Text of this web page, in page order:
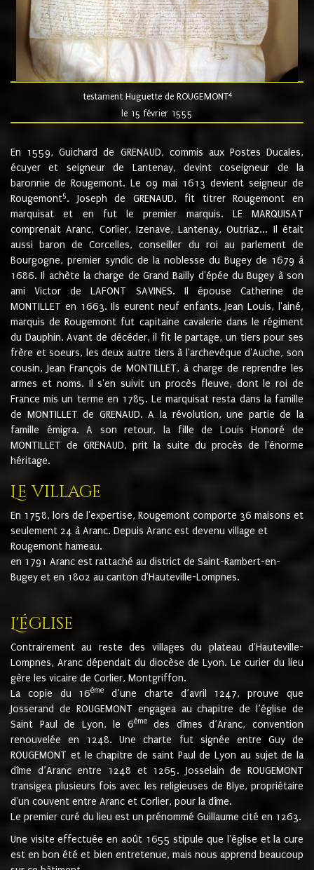
testament Huguette de ROUGEMONT4
le 15 février 1555
En 1559, Guichard de GRENAUD, commis aux Postes Ducales,
écuyer et seigneur de Lantenay, devint coseigneur de la
baronnie de Rougemont. Le 09 mai 1613 devient seigneur de
Rougemont5. Joseph de GRENAUD, fit titrer Rougemont en
marquisat et en fut le premier marquis. LE MARQUISAT
comprenait Aranc, Corlier, Izenave, Lantenay, Outriaz... Il était
aussi baron de Corcelles, conseiller du roi au parlement de
Bourgogne, premier syndic de la noblesse du Bugey de 1679 à
1686. Il achète la charge de Grand Bailly d'épée du Bugey à son
ami Victor de LAFONT SAVINES. Il épouse Catherine de
MONTILLET en 1663. Ils eurent neuf enfants. Jean Louis, l'ainé,
marquis de Rougemont fut capitaine cavalerie dans le régiment
du Dauphin. Avant de décéder, il fit le partage, un tiers pour ses
frère et soeurs, les deux autre tiers à l'archevêque d'Auche, son
cousin, Jean François de MONTILLET, à charge de reprendre les
armes et noms. Il s'en suivit un procès fleuve, dont le roi de
France mis un terme en 1785. Le marquisat resta dans la famille
de MONTILLET de GRENAUD. A la révolution, une partie de la
famille émigra. A son retour, la fille de Louis Honoré de
MONTILLET de GRENAUD, prit la suite du procès de l'énorme
héritage.
Le village
En 1758, lors de l'expertise, Rougemont comporte 36 maisons et
seulement 24 à Aranc. Depuis Aranc est devenu village et
Rougemont hameau.
en 1791 Aranc est rattaché au district de Saint-Rambert-en-
Bugey et en 1802 au canton d'Hauteville-Lompnes.
L'église
Contrairement au reste des villages du plateau d'Hauteville-
Lompnes, Aranc dépendait du diocèse de Lyon. Le curier du lieu
gère les vicaire de Corlier, Montgriffon.
La copie du 16ème
d’une charte d’avril 1247, prouve que
Josserand de ROUGEMONT engagea au chapitre de l’église de
Saint Paul de Lyon, le 6èmedes dîmes d’Aranc, convention
renouvelée en 1248. Une charte fut signée entre Guy de
ROUGEMONT et le chapitre de saint Paul de Lyon au sujet de la
dîme d’Aranc entre 1248 et 1265. Josselain de ROUGEMONT
transigea plusieurs fois avec les religieuses de Blye, propriétaire
d'un couvent entre Aranc et Corlier, pour la dîme.
Le premier curé du lieu est un prénommé Guillaume cité en 1263.
Une visite effectuée en août 1655 stipule que l'église et la cure
est en bon été et bien entretenue, mais nous apprend beaucoup